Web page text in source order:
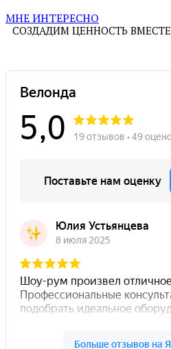
МНЕ ИНТЕРЕСНО
СОЗДАДИМ ЦЕННОСТЬ ВМЕСТЕ